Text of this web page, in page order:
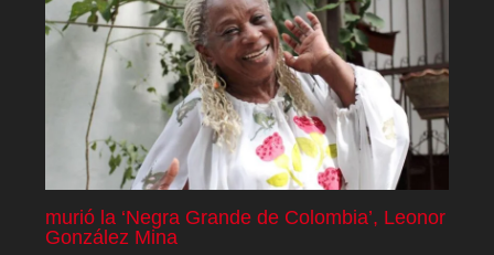
murió la ‘Negra Grande de Colombia’, Leonor
González Mina